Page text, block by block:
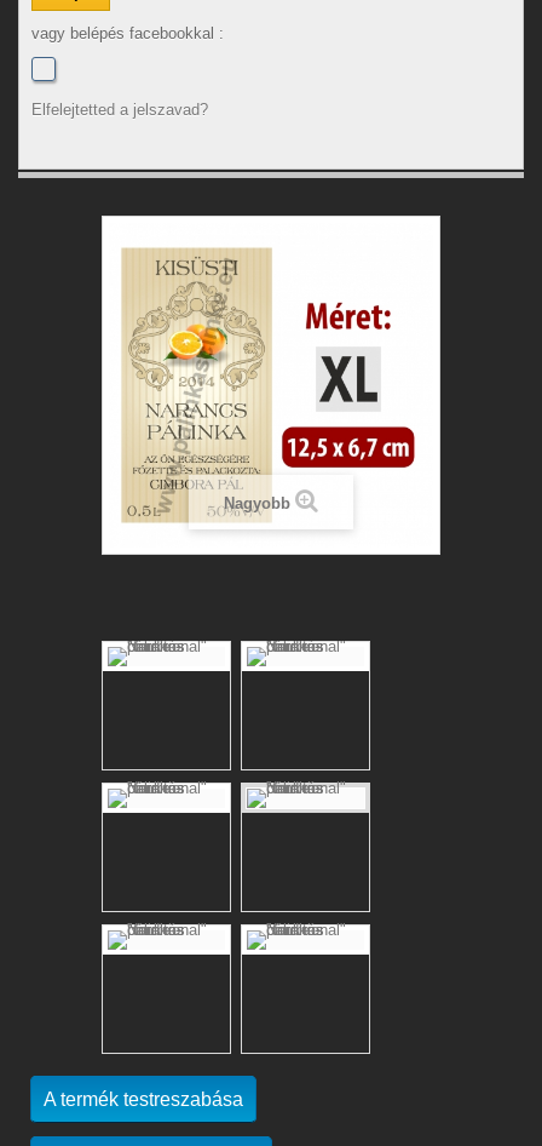
vagy belépés facebookkal :
Elfelejtetted a jelszavad?
Nagyobb
A termék testreszabása